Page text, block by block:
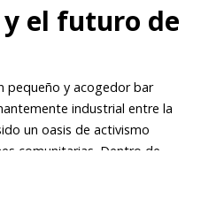
el futuro de
pequeño y acogedor bar
industrial entre la
un oasis de activismo
comunitarias. Dentro de